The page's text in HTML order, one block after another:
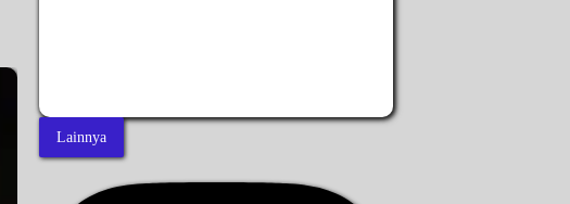
Lainnya